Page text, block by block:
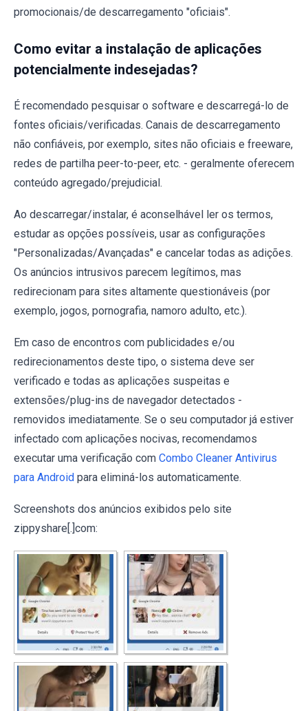
promocionais/de descarregamento "oficiais".
Como evitar a instalação de aplicações
potencialmente indesejadas?
É recomendado pesquisar o software e descarregá-lo de
fontes oficiais/verificadas. Canais de descarregamento
não confiáveis, por exemplo, sites não oficiais e freeware,
redes de partilha peer-to-peer, etc. - geralmente oferecem
conteúdo agregado/prejudicial.
Ao descarregar/instalar, é aconselhável ler os termos,
estudar as opções possíveis, usar as configurações
"Personalizadas/Avançadas" e cancelar todas as adições.
Os anúncios intrusivos parecem legítimos, mas
redirecionam para sites altamente questionáveis (por
exemplo, jogos, pornografia, namoro adulto, etc.).
Em caso de encontros com publicidades e/ou
redirecionamentos deste tipo, o sistema deve ser
verificado e todas as aplicações suspeitas e
extensões/plug-ins de navegador detectados -
removidos imediatamente. Se o seu computador já estiver
infectado com aplicações nocivas, recomendamos
executar uma verificação com Combo Cleaner Antivirus
para Android para eliminá-los automaticamente.
Screenshots dos anúncios exibidos pelo site
zippyshare[.]com: